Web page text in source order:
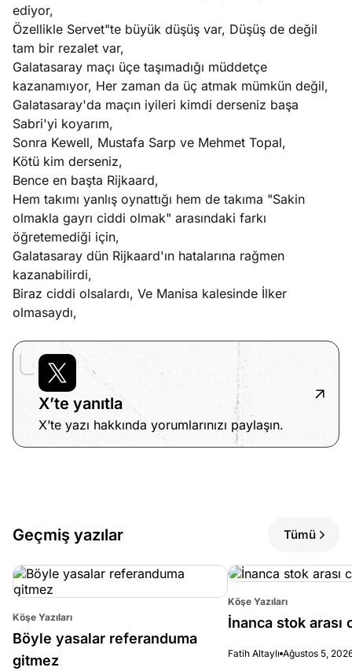
ediyor,
Özellikle Servet"te büyük düşüş var, Düşüş de değil
tam bir rezalet var,
Galatasaray maçı üçe taşımadığı müddetçe
kazanamıyor, Her zaman da üç atmak mümkün değil,
Galatasaray'da maçın iyileri kimdi derseniz başa
Sabri'yi koyarım,
Sonra Kewell, Mustafa Sarp ve Mehmet Topal,
Kötü kim derseniz,
Bence en başta Rijkaard,
Hem takımı yanlış oynattığı hem de takıma "Sakin
olmakla gayrı ciddi olmak" arasındaki farkı
öğretemediği için,
Galatasaray dün Rijkaard'ın hatalarına rağmen
kazanabilirdi,
Biraz ciddi olsalardı, Ve Manisa kalesinde İlker
olmasaydı,
X’te yanıtla
X’te yazı hakkında yorumlarınızı paylaşın.
Geçmiş yazılar Tümü
Köşe Yazıları
Böyle yasalar referanduma
gitmez
Köşe Yazıları
İnanca stok arası
Fatih Altaylı Ağustos 5,